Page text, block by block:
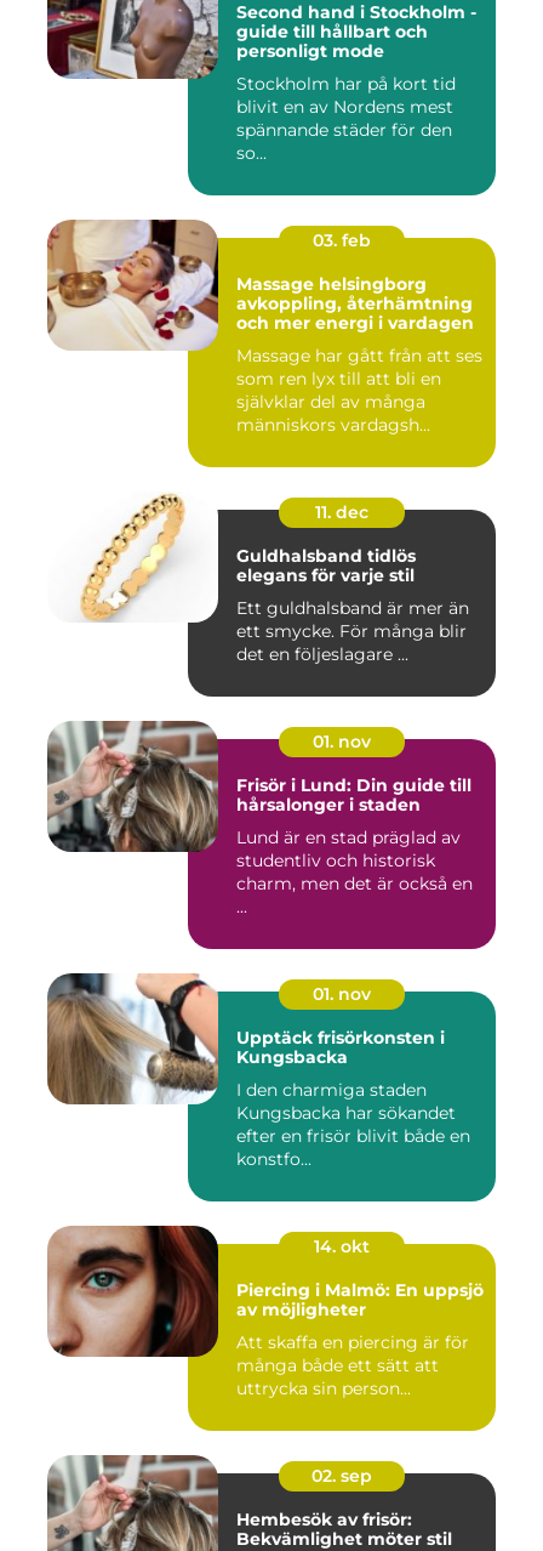
Second hand i Stockholm -
guide till hållbart och
personligt mode
Stockholm har på kort tid
blivit en av Nordens mest
spännande städer för den
so...
03. feb
Massage helsingborg
avkoppling, återhämtning
och mer energi i vardagen
Massage har gått från att ses
som ren lyx till att bli en
självklar del av många
människors vardagsh...
11. dec
Guldhalsband tidlös
elegans för varje stil
Ett guldhalsband är mer än
ett smycke. För många blir
det en följeslagare ...
01. nov
Frisör i Lund: Din guide till
hårsalonger i staden
Lund är en stad präglad av
studentliv och historisk
charm, men det är också en
...
01. nov
Upptäck frisörkonsten i
Kungsbacka
I den charmiga staden
Kungsbacka har sökandet
efter en frisör blivit både en
konstfo...
14. okt
Piercing i Malmö: En uppsjö
av möjligheter
Att skaffa en piercing är för
många både ett sätt att
uttrycka sin person...
02. sep
Hembesök av frisör:
Bekvämlighet möter stil